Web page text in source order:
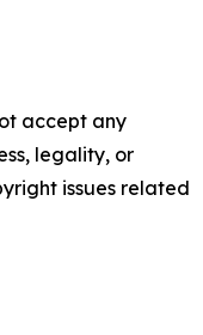
accept any
legality, or
issues related